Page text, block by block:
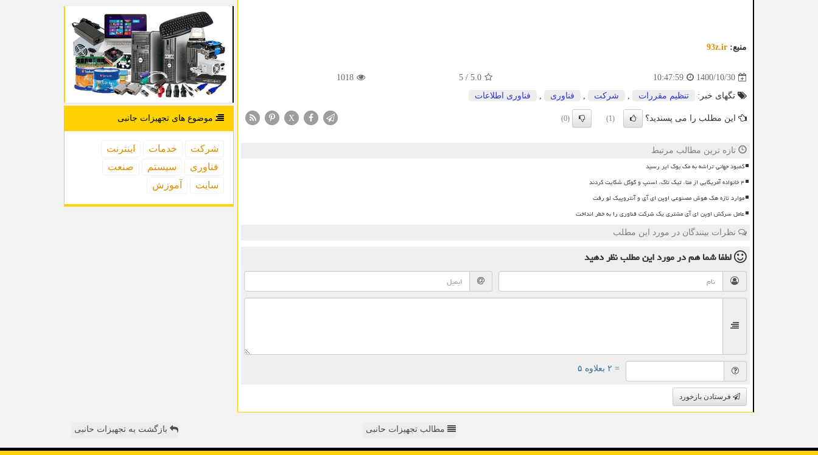
منبع: 93z.ir
1400/10/30
10:47:59
5.0
/
5
1018
تگهای خبر: تنظیم مقررات , شركت , فناوری , فناوری اطلاعات
این مطلب را می پسندید؟ (1)
(0)
X
تازه ترین مطالب مرتبط
کمبود جهانی تراشه به مک بوک ایر رسید
۴ خانواده آمریکایی از متا، تیک تاک، اسنپ و گوگل شکایت کردند
موارد تازه هک هوش مصنوعی اوپن ای آی و آنتروپیک لو رفت
عامل سرکش اوپن ای آی مشتری یک شرکت فناوری را به خطر انداخت
نظرات بینندگان در مورد این مطلب
لطفا شما همدر مورد این مطلبنظر دهید
= ۲ بعلاوه ۵
فرستادن بازخورد
موضوع های تجهیزات جانبی
شركت خدمات
اینترنت
فناوری
سیستم
صنعت
سایت
آموزش
مطالب تجهیزات حانبی بازگشت به تجهیزات حانبی